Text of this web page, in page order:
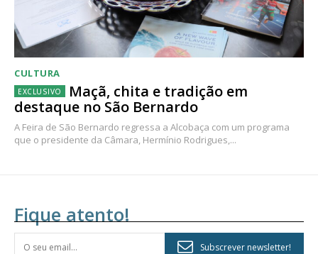
CULTURA
Maçã, chita e tradição em
destaque no São Bernardo
A Feira de São Bernardo regressa a Alcobaça com um programa
que o presidente da Câmara, Hermínio Rodrigues,...
Fique atento!
Subscrever newsletter!